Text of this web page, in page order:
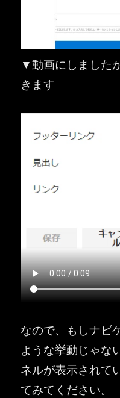
▼動画にしました
きます
なので、もしナビ
ような挙動じゃな
ネルが表示されて
てみてください。